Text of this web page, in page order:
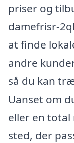
priser og
damefrisr-
at finde
andre
så du kan
Uanset om
eller en total
sted, der